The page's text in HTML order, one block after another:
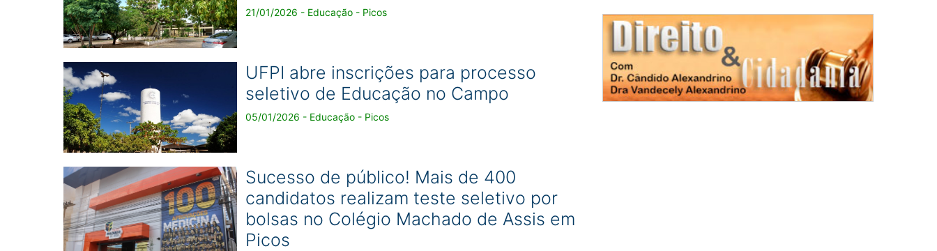
21/01/2026 - Educação - Picos
UFPI abre inscrições para processo
seletivo de Educação no Campo
05/01/2026 - Educação - Picos
Sucesso de público! Mais de 400
candidatos realizam teste seletivo por
bolsas no Colégio Machado de Assis em
Picos